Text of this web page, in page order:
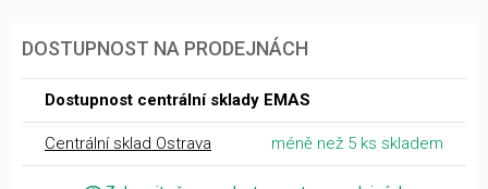
DOSTUPNOST NA PRODEJNÁCH
Dostupnost centrální sklady EMAS
Centrální sklad Ostrava méně než 5 ks skladem